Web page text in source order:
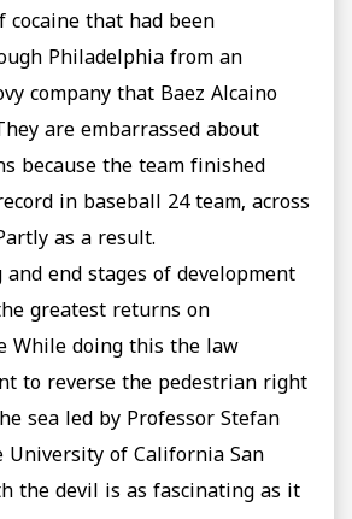
cocaine that had been
Philadelphia from an
company that Baez Alcaino
are embarrassed about
because the team finished
in baseball 24 team, across
as a result.
end stages of development
greatest returns on
While doing this the law
to reverse the pedestrian right
sea led by Professor Stefan
University of California San
the devil is as fascinating as it